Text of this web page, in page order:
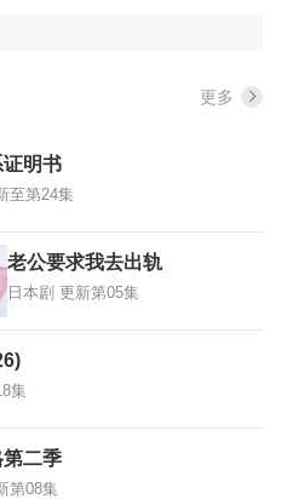
更多
明书
至第24集
老公要求我去出轨
日本剧 更新第05集
集
二季
第08集